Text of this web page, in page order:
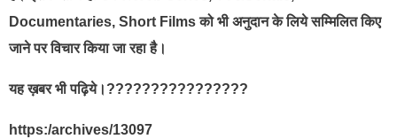
Documentaries, Short Films को भी अनुदान के लिये सम्मिलित किए
जाने पर विचार किया जा रहा है।
यह ख़बर भी पढ़िये।????????????????
https:/archives/13097